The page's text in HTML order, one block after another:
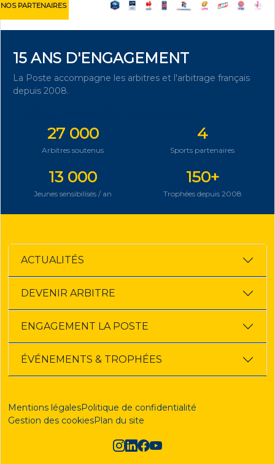
NOS PARTENAIRES
15 ANS D'ENGAGEMENT
La Poste accompagne les arbitres et l'arbitrage français
depuis 2008.
27 000
Arbitres soutenus
4
Sports partenaires
13 000
Jeunes sensibilisés / an
150+
Trophées depuis 2008
ACTUALITÉS
DEVENIR ARBITRE
ENGAGEMENT LA POSTE
ÉVÉNEMENTS & TROPHÉES
Mentions légalesPolitique de confidentialité
Gestion des cookiesPlan du site